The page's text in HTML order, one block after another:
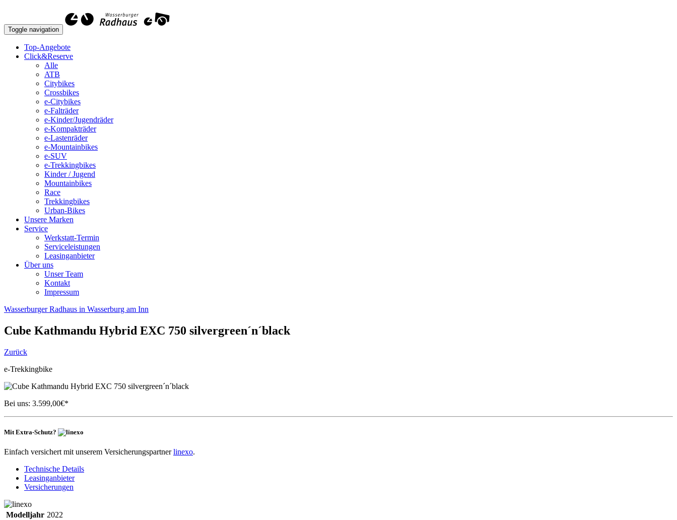
Toggle navigation
Top-Angebote
Click&Reserve
Alle
ATB
Citybikes
Crossbikes
e-Citybikes
e-Falträder
e-Kinder/Jugendräder
e-Kompakträder
e-Lastenräder
e-Mountainbikes
e-SUV
e-Trekkingbikes
Kinder / Jugend
Mountainbikes
Race
Trekkingbikes
Urban-Bikes
Unsere Marken
Service
Werkstatt-Termin
Serviceleistungen
Leasinganbieter
Über uns
Unser Team
Kontakt
Impressum
Wasserburger Radhaus in Wasserburg am Inn
Cube Kathmandu Hybrid EXC 750 silvergreen´n´black
Zurück
e-Trekkingbike
Bei uns: 3.599,00€*
Mit Extra-Schutz?
Einfach versichert mit unserem Versicherungspartnerlinexo.
Technische Details
Leasinganbieter
Versicherungen
Modelljahr 2022